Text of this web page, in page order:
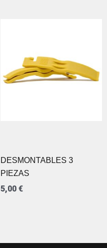
DESMONTABLES 3
PIEZAS
5,00 €